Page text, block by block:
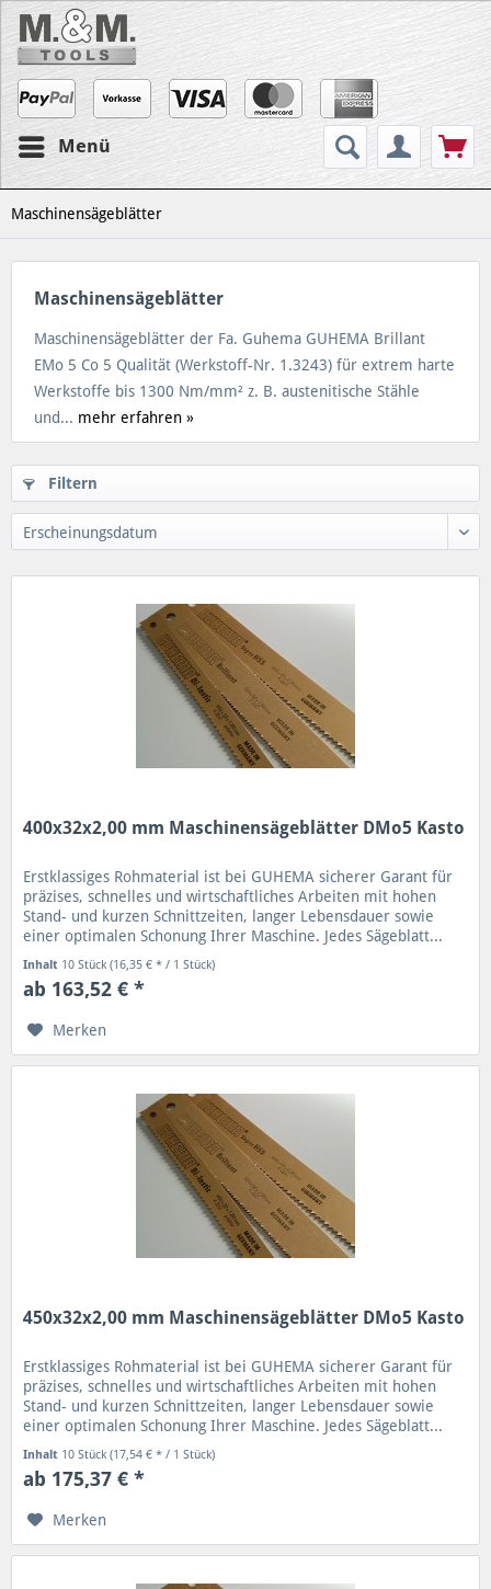
Menü
Maschinensägeblätter
Maschinensägeblätter
Maschinensägeblätter der Fa. Guhema GUHEMA Brillant
EMo 5 Co 5 Qualität (Werkstoff-Nr. 1.3243) für extrem harte
Werkstoffe bis 1300 Nm/mm² z. B. austenitische Stähle
und... mehr erfahren »
Filtern
400x32x2,00 mm Maschinensägeblätter DMo5 Kasto
Erstklassiges Rohmaterial ist bei GUHEMA sicherer Garant für
präzises, schnelles und wirtschaftliches Arbeiten mit hohen
Stand- und kurzen Schnittzeiten, langer Lebensdauer sowie
einer optimalen Schonung Ihrer Maschine. Jedes Sägeblatt...
Inhalt 10 Stück(16,35 € * / 1 Stück)
ab 163,52 € *
Merken
450x32x2,00 mm Maschinensägeblätter DMo5 Kasto
Erstklassiges Rohmaterial ist bei GUHEMA sicherer Garant für
präzises, schnelles und wirtschaftliches Arbeiten mit hohen
Stand- und kurzen Schnittzeiten, langer Lebensdauer sowie
einer optimalen Schonung Ihrer Maschine. Jedes Sägeblatt...
Inhalt 10 Stück(17,54 € * / 1 Stück)
ab 175,37 € *
Merken